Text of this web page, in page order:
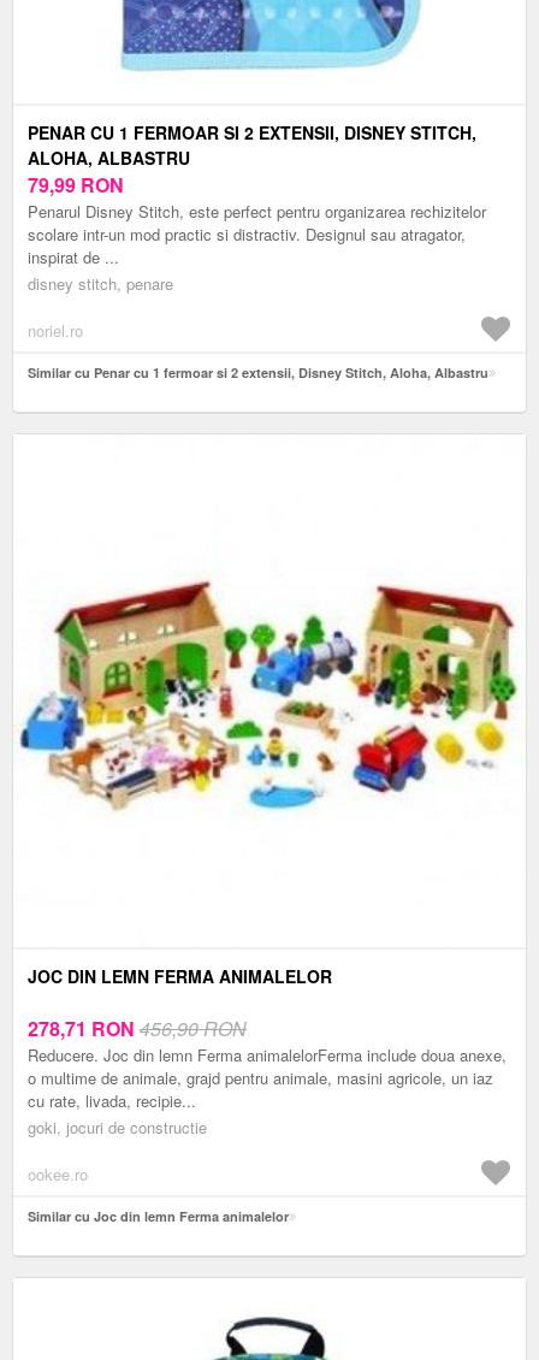
PENAR CU 1 FERMOAR SI 2 EXTENSII, DISNEY STITCH,
ALOHA, ALBASTRU
79,99 RON
Penarul Disney Stitch, este perfect pentru organizarea rechizitelor
scolare intr-un mod practic si distractiv. Designul sau atragator,
inspirat de ...
disney stitch, penare
noriel.ro
Similar cu Penar cu 1 fermoar si 2 extensii, Disney Stitch, Aloha, Albastru
JOC DIN LEMN FERMA ANIMALELOR
278,71 RON 456,90 RON
Reducere. Joc din lemn Ferma animalelorFerma include doua anexe,
o multime de animale, grajd pentru animale, masini agricole, un iaz
cu rate, livada, recipie...
goki, jocuri de constructie
ookee.ro
Similar cu Joc din lemn Ferma animalelor